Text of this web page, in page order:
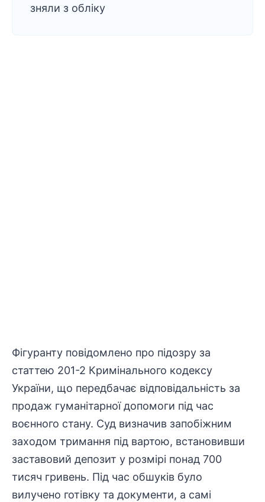
зняли з обліку
Фігуранту повідомлено про підозру за
статтею 201-2 Кримінального кодексу
України, що передбачає відповідальність за
продаж гуманітарної допомоги під час
воєнного стану. Суд визначив запобіжним
заходом тримання під вартою, встановивши
заставовий депозит у розмірі понад 700
тисяч гривень. Під час обшуків було
вилучено готівку та документи, а самі